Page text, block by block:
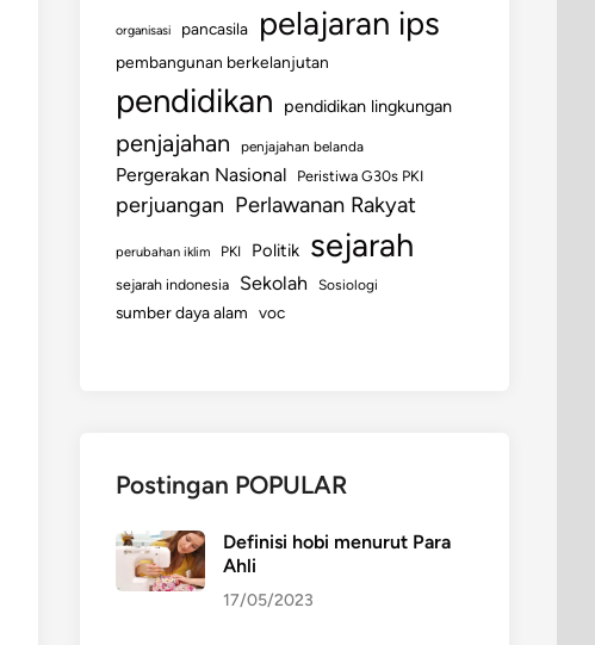
organisasi pancasila pelajaran ips
pembangunan berkelanjutan
pendidikan pendidikan lingkungan
penjajahan penjajahan belanda
Pergerakan Nasional Peristiwa G30s PKI
perjuangan Perlawanan Rakyat
perubahan iklim PKI Politik sejarah
sejarah indonesia Sekolah Sosiologi
sumber daya alam voc
Postingan POPULAR
Definisi hobi menurut Para
Ahli
17/05/2023